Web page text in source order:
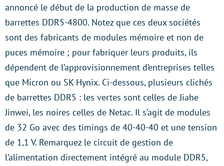
annoncé le début de la production de masse de
barrettes DDR5-4800. Notez que ces deux sociétés
sont des fabricants de modules mémoire et non de
puces mémoire ; pour fabriquer leurs produits, ils
dépendent de l’approvisionnement d’entreprises telles
que Micron ou SK Hynix. Ci-dessous, plusieurs clichés
de barrettes DDR5 : les vertes sont celles de Jiahe
Jinwei, les noires celles de Netac. Il s’agit de modules
de 32 Go avec des timings de 40-40-40 et une tension
de 1,1 V. Remarquez le circuit de gestion de
l’alimentation directement intégré au module DDR5,